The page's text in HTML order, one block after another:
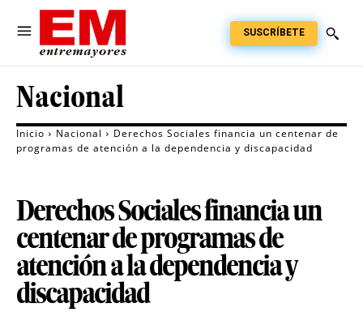
SUSCRÍBETE
Nacional
Inicio Nacional
Derechos Sociales financia un centenar de
programas de atención a la dependencia y discapacidad
Derechos Sociales financia un
centenar de programas de
atención a la dependencia y
discapacidad